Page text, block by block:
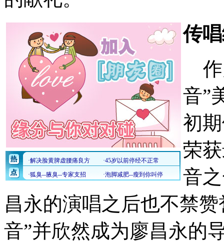
传
音”
初
荣
音
昌永的演唱之后也不禁
音”并欣然成为廖昌永的